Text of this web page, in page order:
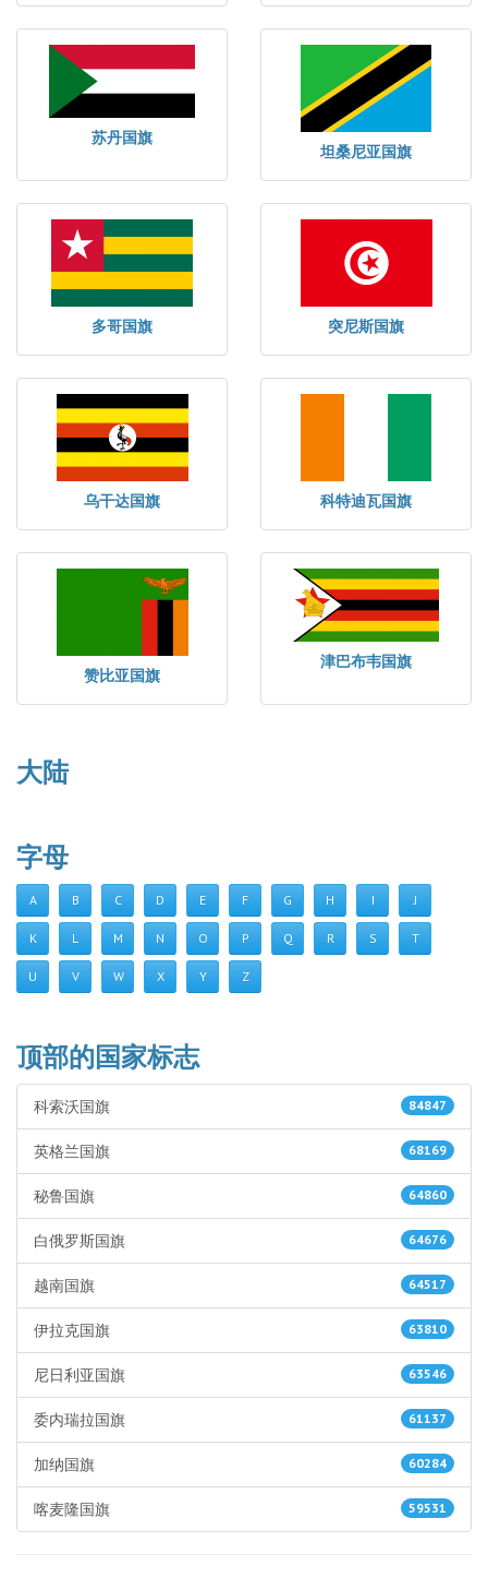
苏丹国旗
坦桑尼亚国旗
多哥国旗 突尼斯国旗
乌干达国旗 科特迪瓦国旗
赞比亚国旗
津巴布韦国旗
大陆
字母
A B C D E F G H I J
K L M N O P Q R S T
U V W X Y Z
顶部的国家标志
84847
科索沃国旗
68169
英格兰国旗
64860
秘鲁国旗
64676
白俄罗斯国旗
64517
越南国旗
63810
伊拉克国旗
63546
尼日利亚国旗
61137
委内瑞拉国旗
60284
加纳国旗
59531
喀麦隆国旗